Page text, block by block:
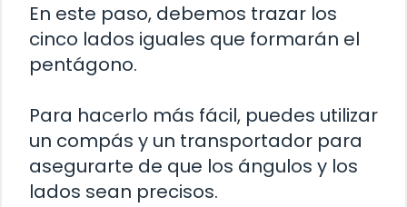
En este paso, debemos trazar los
cinco lados iguales que formarán el
pentágono.
Para hacerlo más fácil, puedes utilizar
un compás y un transportador para
asegurarte de que los ángulos y los
lados sean precisos.